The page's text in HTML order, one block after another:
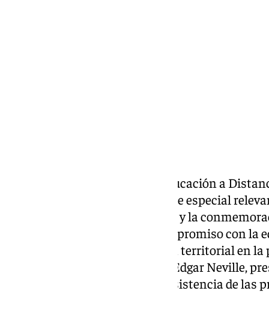
La Universidad Nacional de Educación a
celebrado este martes un acto de especial
del curso académico 2025-2026 y la
creación. Cinco décadas de compromiso con
oportunidades y la vertebración territorial en
ha tenido lugar en el Auditorio Edgar Neville,
Ricardo Mairal Usón, y con la asistencia de las